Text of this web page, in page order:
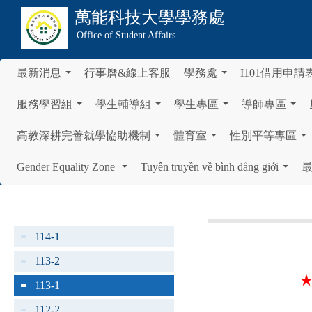
萬能科技大學學務處
Office of Student Affairs
最新消息 行事曆&線上客服 學務處 I101借用申請
服務學習組 學生輔導組 學生專區 導師專區
高教深耕完善就學協助機制 體育室 性別平等專區
Gender Equality Zone
Tuyên truyền về bình đẳng giới
114-1
113-2
113-1
112-2